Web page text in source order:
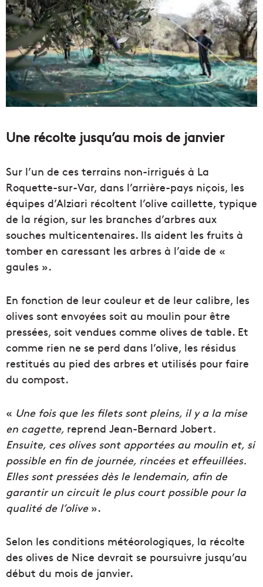
Une récolte jusqu’au mois de janvier
Sur l’un de ces terrains non-irrigués à La
Roquette-sur-Var, dans l’arrière-pays niçois, les
équipes d’Alziari récoltent l’olive caillette, typique
de la région, sur les branches d’arbres aux
souches multicentenaires. Ils aident les fruits à
tomber en caressant les arbres à l’aide de «
gaules ».
En fonction de leur couleur et de leur calibre, les
olives sont envoyées soit au moulin pour être
pressées, soit vendues comme olives de table. Et
comme rien ne se perd dans l’olive, les résidus
restitués au pied des arbres et utilisés pour faire
du compost.
« Une fois que les filets sont pleins, il y a la mise
en cagette, reprend Jean-Bernard Jobert.
Ensuite, ces olives sont apportées au moulin et, si
possible en fin de journée, rincées et effeuillées.
Elles sont pressées dès le lendemain, afin de
garantir un circuit le plus court possible pour la
qualité de l’olive».
Selon les conditions météorologiques, la récolte
des olives de Nice devrait se poursuivre jusqu’au
début du mois de janvier.